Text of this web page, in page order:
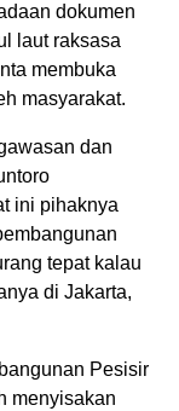
dokumen
laut raksasa
membuka
masyarakat.
dan
ini pihaknya
tepat kalau
di Jakarta,
Pesisir
menyisakan